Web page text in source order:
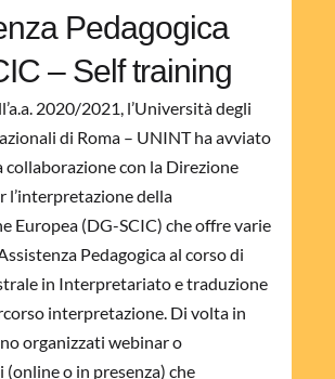
Pedagogica
– Self training
2020/2021, l’Università degli
di Roma – UNINT ha avviato
collaborazione con la Direzione
l’interpretazione della
Europea (DG-SCIC) che offre varie
Pedagogica al corso di
in Interpretariato e traduzione
interpretazione. Di volta in
organizzati webinar o
(online o in presenza) che